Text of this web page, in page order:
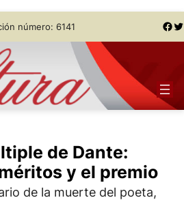
número: 6141 Facebook Twitter
de Dante:
y el premio
de la muerte del poeta,